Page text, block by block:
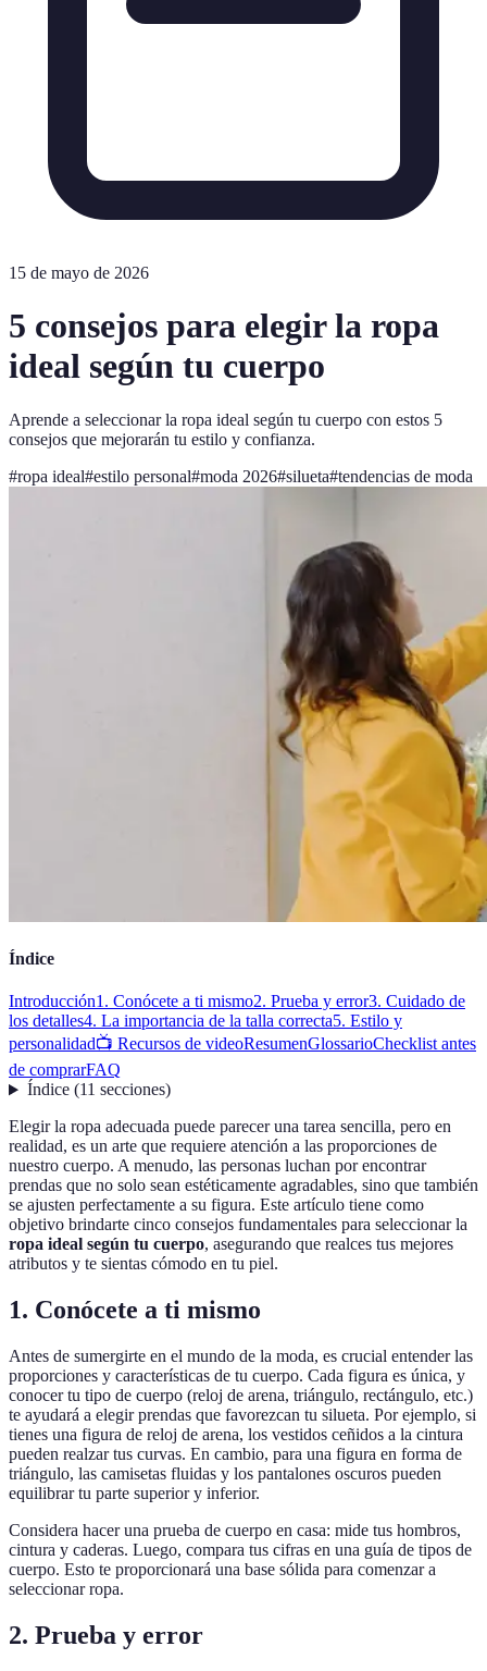
15 de mayo de 2026
5 consejos para elegir la ropa
ideal según tu cuerpo
Aprende a seleccionar la ropa ideal según tu cuerpo con estos 5
consejos que mejorarán tu estilo y confianza.
#ropa ideal#estilo personal#moda 2026#silueta#tendencias de moda
Índice
Introducción1. Conócete a ti mismo2. Prueba y error3. Cuidado de
los detalles4. La importancia de la talla correcta5. Estilo y
personalidad📺 Recursos de videoResumenGlossarioChecklist antes
de comprarFAQ
Índice(11 secciones)
Elegir la ropa adecuada puede parecer una tarea sencilla, pero en
realidad, es un arte que requiere atención a las proporciones de
nuestro cuerpo. A menudo, las personas luchan por encontrar
prendas que no solo sean estéticamente agradables, sino que también
se ajusten perfectamente a su figura. Este artículo tiene como
objetivo brindarte cinco consejos fundamentales para seleccionar la
ropa ideal según tu cuerpo, asegurando que realces tus mejores
atributos y te sientas cómodo en tu piel.
1. Conócete a ti mismo
Antes de sumergirte en el mundo de la moda, es crucial entender las
proporciones y características de tu cuerpo. Cada figura es única, y
conocer tu tipo de cuerpo (reloj de arena, triángulo, rectángulo, etc.)
te ayudará a elegir prendas que favorezcan tu silueta. Por ejemplo, si
tienes una figura de reloj de arena, los vestidos ceñidos a la cintura
pueden realzar tus curvas. En cambio, para una figura en forma de
triángulo, las camisetas fluidas y los pantalones oscuros pueden
equilibrar tu parte superior y inferior.
Considera hacer una prueba de cuerpo en casa: mide tus hombros,
cintura y caderas. Luego, compara tus cifras en una guía de tipos de
cuerpo. Esto te proporcionará una base sólida para comenzar a
seleccionar ropa.
2. Prueba y error